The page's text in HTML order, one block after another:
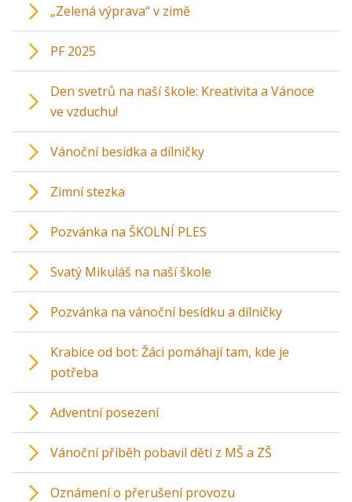
„Zelená výprava“ v zimě
PF 2025
Den svetrů na naší škole: Kreativita a Vánoce
ve vzduchu!
Vánoční besídka a dílničky
Zimní stezka
Pozvánka na ŠKOLNÍ PLES
Svatý Mikuláš na naší škole
Pozvánka na vánoční besídku a dílničky
Krabice od bot: Žáci pomáhají tam, kde je
potřeba
Adventní posezení
Vánoční příběh pobavil děti z MŠ a ZŠ
Oznámení o přerušení provozu